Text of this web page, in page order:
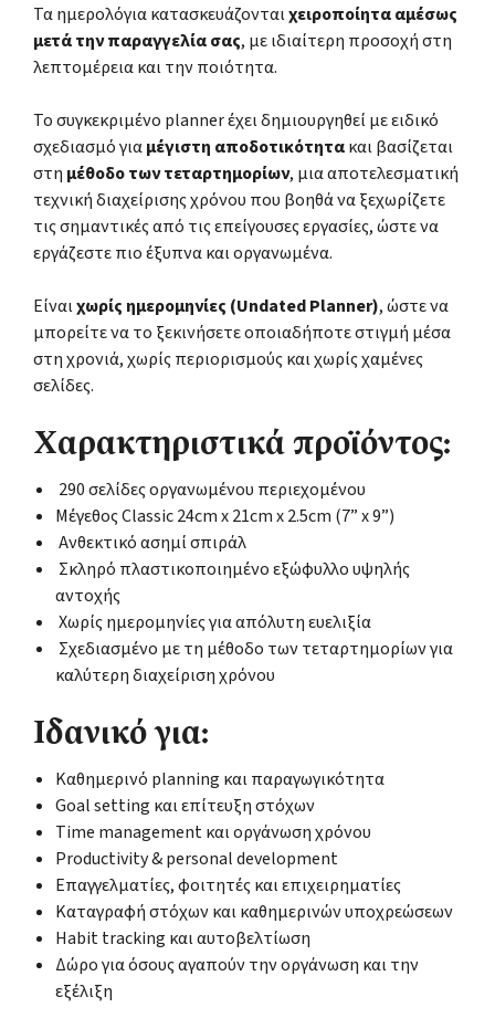
Τα ημερολόγια κατασκευάζονταιχειροποίητα αμέσως
μετά την παραγγελία σας, με ιδιαίτερη προσοχή στη
λεπτομέρεια και την ποιότητα.
Το συγκεκριμένο planner έχει δημιουργηθεί με ειδικό
σχεδιασμό γιαμέγιστη αποδοτικότητακαι βασίζεται
στη μέθοδο των τεταρτημορίων, μια αποτελεσματική
τεχνική διαχείρισης χρόνου που βοηθά να ξεχωρίζετε
τις σημαντικές από τις επείγουσες εργασίες, ώστε να
εργάζεστε πιο έξυπνα και οργανωμένα.
Είναιχωρίς ημερομηνίες (Undated Planner), ώστε να
μπορείτε να το ξεκινήσετε οποιαδήποτε στιγμή μέσα
στη χρονιά, χωρίς περιορισμούς και χωρίς χαμένες
σελίδες.
Χαρακτηριστικά προϊόντος:
290 σελίδες οργανωμένου περιεχομένου
Μέγεθος Classic 24cm x 21cm x 2.5cm (7” x 9”)
Ανθεκτικό ασημί σπιράλ
Σκληρό πλαστικοποιημένο εξώφυλλο υψηλής
αντοχής
Χωρίς ημερομηνίες για απόλυτη ευελιξία
Σχεδιασμένο με τη μέθοδο των τεταρτημορίων για
καλύτερη διαχείριση χρόνου
Ιδανικό για:
Καθημερινό planning και παραγωγικότητα
Goal setting και επίτευξη στόχων
Time management και οργάνωση χρόνου
Productivity & personal development
Επαγγελματίες, φοιτητές και επιχειρηματίες
Καταγραφή στόχων και καθημερινών υποχρεώσεων
Habit tracking και αυτοβελτίωση
Δώρο για όσους αγαπούν την οργάνωση και την
εξέλιξη